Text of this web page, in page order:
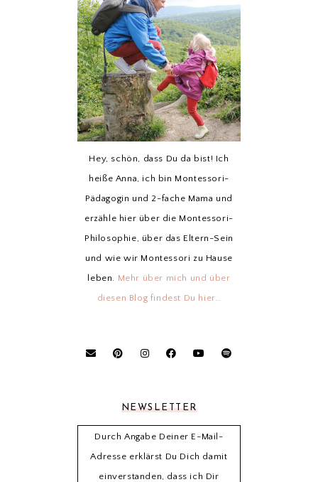
Hey, schön, dass Du da bist! Ich
heiße Anna, ich bin Montessori-
Pädagogin und 2-fache Mama und
erzähle hier über die Montessori-
Philosophie, über das Eltern-Sein
und wie wir Montessori zu Hause
leben. Mehr über mich und über
diesen Blog findest Du hier…
NEWSLETTER
Durch Angabe Deiner E-Mail-
Adresse erklärst Du Dich damit
einverstanden, dass ich Dir